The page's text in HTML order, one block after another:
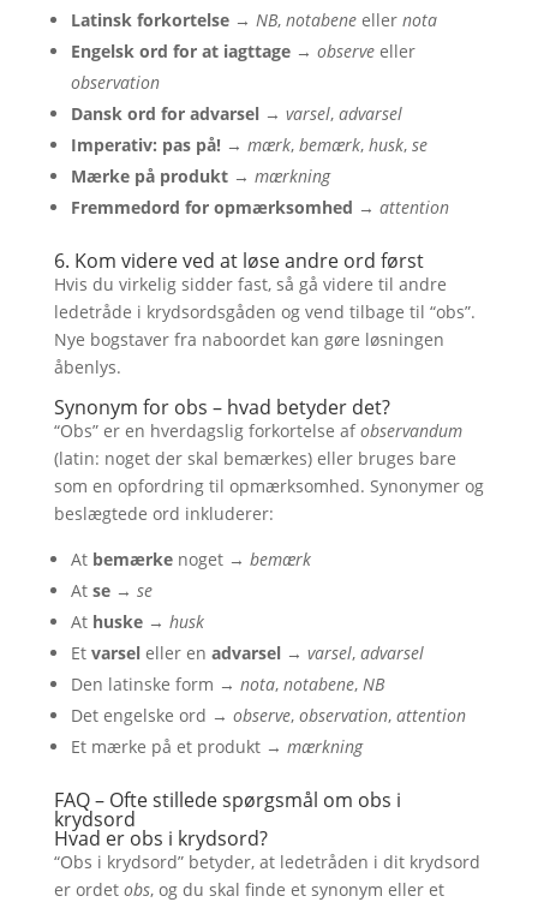
Latinsk forkortelse→ NB, notabeneeller nota
Engelsk ord for at iagttage→ observeeller
observation
Dansk ord for advarsel→ varsel, advarsel
Imperativ: pas på!→ mærk, bemærk, husk, se
Mærke på produkt→ mærkning
Fremmedord for opmærksomhed → attention
6. Kom videre ved at løse andre ord først
Hvis du virkelig sidder fast, så gå videre til andre
ledetråde i krydsordsgåden og vend tilbage til “obs”.
Nye bogstaver fra naboordet kan gøre løsningen
åbenlys.
Synonym for obs – hvad betyder det?
“Obs” er en hverdagslig forkortelse afobservandum
(latin: noget der skal bemærkes) eller bruges bare
som en opfordring til opmærksomhed. Synonymer og
beslægtede ord inkluderer:
At bemærkenoget → bemærk
At se→ se
At huske→ husk
Et varseleller en advarsel→ varsel, advarsel
Den latinske form → nota, notabene, NB
Det engelske ord → observe, observation, attention
Et mærke på et produkt → mærkning
FAQ – Ofte stillede spørgsmål om obs i
krydsord
Hvad er obs i krydsord?
“Obs i krydsord” betyder, at ledetråden i dit krydsord
er ordet obs, og du skal finde et synonym eller et